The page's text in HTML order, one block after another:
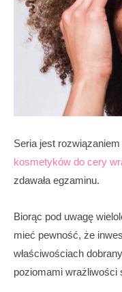
Seria jest
kosmetyków do cery
zdawała egzaminu.
Biorąc pod uwagę
mieć pewność, że
właściwościach
poziomami wrażliwości